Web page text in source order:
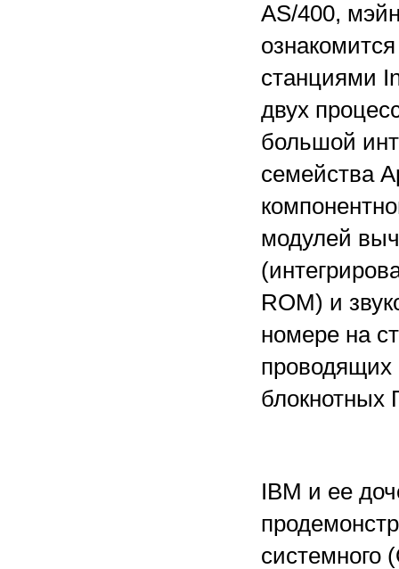
AS/400,
станциями
двух
большой
семейства
модулей
ROM) и
номере на
проводящих
блокнотных
IBM и ее
системного